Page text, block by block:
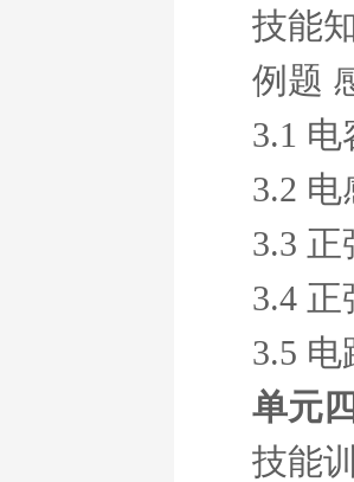
技能
例题
3.1
3.2
3.3 正
3.4
3.5
单元
技能